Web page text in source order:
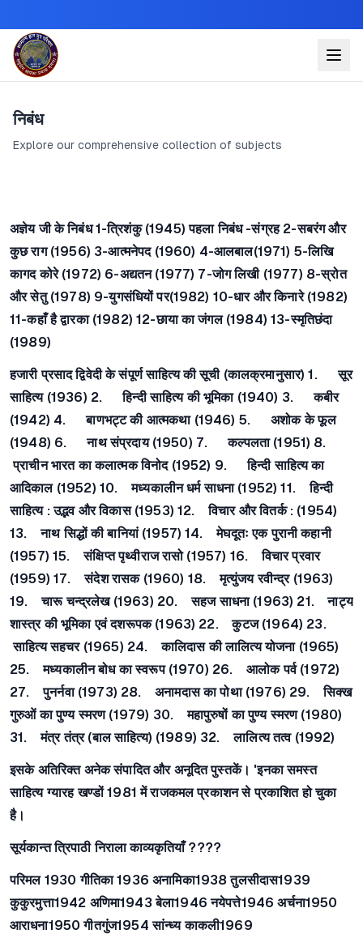
निबंध
Explore our comprehensive collection of subjects
अज्ञेय जी के निबंध 1-त्रिशंकु (1945) पहला निबंध -संग्रह 2-सबरंग और
कुछ राग (1956) 3-आत्मनेपद (1960) 4-आलबाल(1971) 5-लिखि
कागद कोरे (1972) 6-अद्यतन (1977) 7-जोग लिखी (1977) 8-स्रोत
और सेतु (1978) 9-युगसंधियों पर(1982) 10-धार और किनारे (1982)
11-कहाँ है द्वारका (1982) 12-छाया का जंगल (1984) 13-स्मृतिछंदा
(1989)
हजारी प्रसाद द्विवेदी के संपूर्ण साहित्य की सूची (कालक्रमानुसार) 1. सूर
साहित्य (1936) 2. हिन्दी साहित्य की भूमिका (1940) 3. कबीर
(1942) 4. बाणभट्ट की आत्मकथा (1946) 5. अशोक के फूल
(1948) 6. नाथ संप्रदाय (1950) 7. कल्पलता (1951) 8.
प्राचीन भारत का कलात्मक विनोद (1952) 9. हिन्दी साहित्य का
आदिकाल (1952) 10. मध्यकालीन धर्म साधना (1952) 11. हिन्दी
साहित्य : उद्भव और विकास (1953) 12. विचार और वितर्क : (1954)
13. नाथ सिद्धों की बानियां (1957) 14. मेघदूतः एक पुरानी कहानी
(1957) 15. संक्षिप्त पृथ्वीराज रासो (1957) 16. विचार प्रवार
(1959) 17. संदेश रासक (1960) 18. मृत्युंजय रवीन्द्र (1963)
19. चारू चन्द्रलेख (1963) 20. सहज साधना (1963) 21. नाट्य
शास्त्र की भूमिका एवं दशरूपक (1963) 22. कुटज (1964) 23.
साहित्य सहचर (1965) 24. कालिदास की लालित्य योजना (1965)
25. मध्यकालीन बोध का स्वरूप (1970) 26. आलोक पर्व (1972)
27. पुनर्नवा (1973) 28. अनामदास का पोथा (1976) 29. सिक्ख
गुरुओं का पुण्य स्मरण (1979) 30. महापुरुषों का पुण्य स्मरण (1980)
31. मंत्र तंत्र (बाल साहित्य) (1989) 32. लालित्य तत्व (1992)
इसके अतिरिक्त अनेक संपादित और अनूदित पुस्तकें। 'इनका समस्त
साहित्य ग्यारह खण्डों 1981 में राजकमल प्रकाशन से प्रकाशित हो चुका
है।
सूर्यकान्त त्रिपाठी निराला काव्यकृतियाँ ????
परिमल 1930 गीतिका 1936 अनामिका1938 तुलसीदास1939
कुकुरमुत्ता1942 अणिमा1943 बेला1946 नयेपत्ते1946 अर्चना1950
आराधना1950 गीतगुंज1954 सांन्ध्य काकली1969